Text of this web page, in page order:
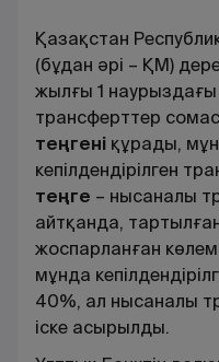
Қазақстан
(бұдан әрі – ҚМ)
жылғы 1
трансферттер
теңгені құрады,
кепілдендірілген
теңге – нысаналы
айтқанда,
жоспарланған
мұнда
40%, ал нысаналы
іске асырылды.